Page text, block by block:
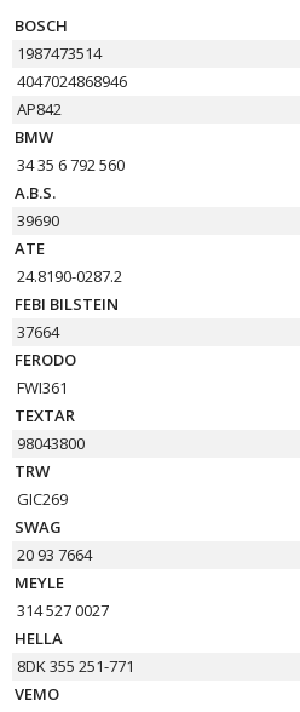
BOSCH
1987473514
4047024868946
AP842
BMW
34 35 6 792 560
A.B.S.
39690
ATE
24.8190-0287.2
FEBI BILSTEIN
37664
FERODO
FWI361
TEXTAR
98043800
TRW
GIC269
SWAG
20 93 7664
MEYLE
314 527 0027
HELLA
8DK 355 251-771
VEMO